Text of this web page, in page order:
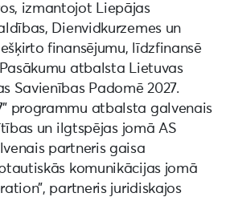
izmantojot Liepājas
Dienvidkurzemes un
finansējumu, līdzfinansē
atbalsta Lietuvas
Savienības Padomē 2027.
programmu atbalsta galvenais
un ilgtspējas jomā AS
partneris gaisa
komunikācijas jomā
partneris juridiskajos